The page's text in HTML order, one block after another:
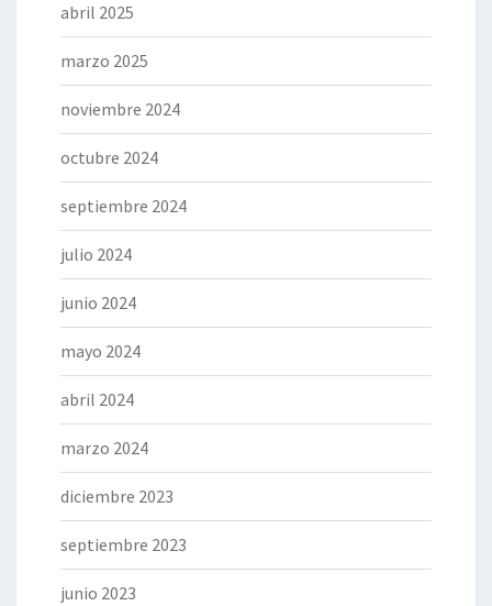
abril 2025
marzo 2025
noviembre 2024
octubre 2024
septiembre 2024
julio 2024
junio 2024
mayo 2024
abril 2024
marzo 2024
diciembre 2023
septiembre 2023
junio 2023